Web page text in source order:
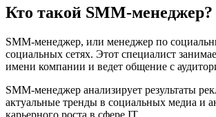
Кто такой SMM-менеджер?
SMM-менеджер, или менеджер по
социальных сетях. Этот специалист
имени компании и ведет общение с
SMM-менеджер анализирует результаты
актуальные тренды в социальных медиа и
карьерного роста в сфере IT.